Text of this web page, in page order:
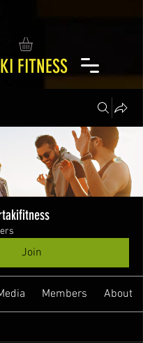
FITNESS
Join
Members About